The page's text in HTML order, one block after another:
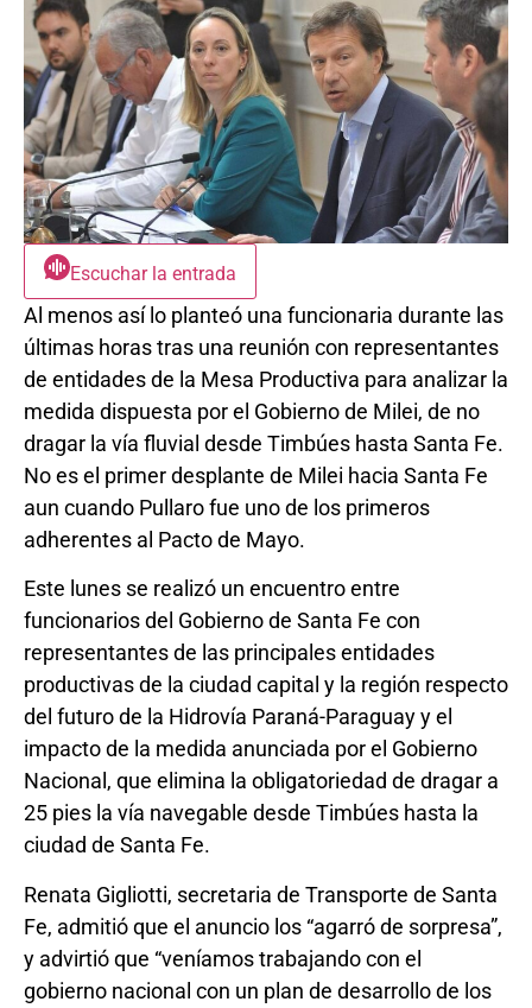
Escuchar la entrada
Al menos así lo planteó una funcionaria durante las
últimas horas tras una reunión con representantes
de entidades de la Mesa Productiva para analizar la
medida dispuesta por el Gobierno de Milei, de no
dragar la vía fluvial desde Timbúes hasta Santa Fe.
No es el primer desplante de Milei hacia Santa Fe
aun cuando Pullaro fue uno de los primeros
adherentes al Pacto de Mayo.
Este lunes se realizó un encuentro entre
funcionarios del Gobierno de Santa Fe con
representantes de las principales entidades
productivas de la ciudad capital y la región respecto
del futuro de la Hidrovía Paraná-Paraguay y el
impacto de la medida anunciada por el Gobierno
Nacional, que elimina la obligatoriedad de dragar a
25 pies la vía navegable desde Timbúes hasta la
ciudad de Santa Fe.
Renata Gigliotti, secretaria de Transporte de Santa
Fe, admitió que el anuncio los “agarró de sorpresa”,
y advirtió que “veníamos trabajando con el
gobierno nacional con un plan de desarrollo de los